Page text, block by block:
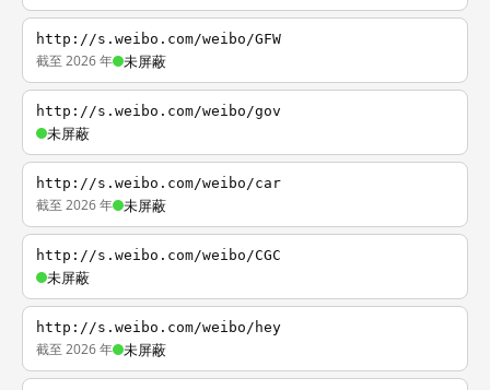
http://s.weibo.com/weibo/GFW
截至 2026 年 未屏蔽
http://s.weibo.com/weibo/gov
未屏蔽
http://s.weibo.com/weibo/car
截至 2026 年 未屏蔽
http://s.weibo.com/weibo/CGC
未屏蔽
http://s.weibo.com/weibo/hey
截至 2026 年 未屏蔽